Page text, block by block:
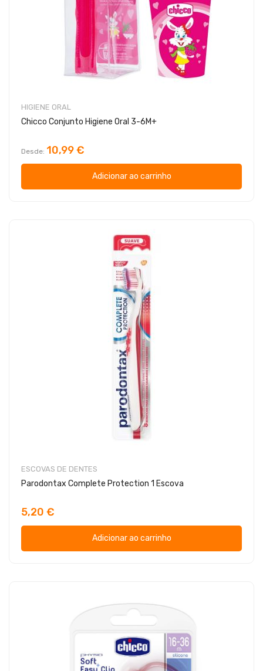
HIGIENE ORAL
Chicco Conjunto Higiene Oral 3-6M+
Desde 10,99 €
Adicionar ao carrinho
ESCOVAS DE DENTES
Parodontax Complete Protection 1 Escova
5,20 €
Adicionar ao carrinho